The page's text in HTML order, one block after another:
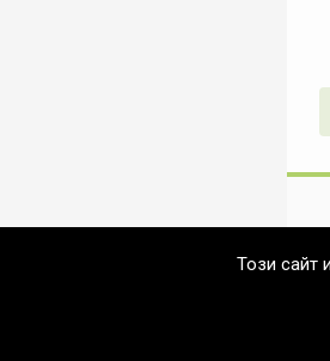
Този сайт